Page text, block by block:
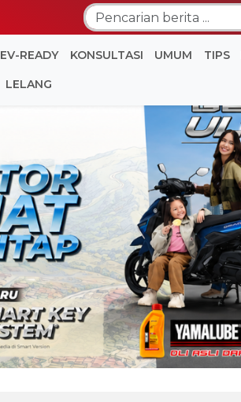
EV-READY KONSULTASI UMUM TIPS
LELANG